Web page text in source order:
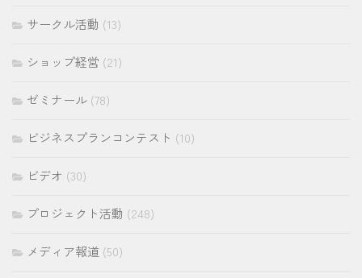
サークル活動 (13)
ショップ経営 (21)
ゼミナール (78)
ビジネスプランコンテスト (10)
ビデオ (30)
プロジェクト活動 (248)
メディア報道 (50)